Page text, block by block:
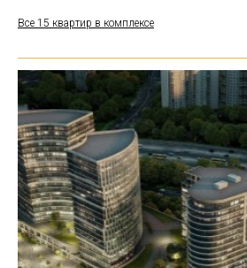
Все 15 квартир в комплексе